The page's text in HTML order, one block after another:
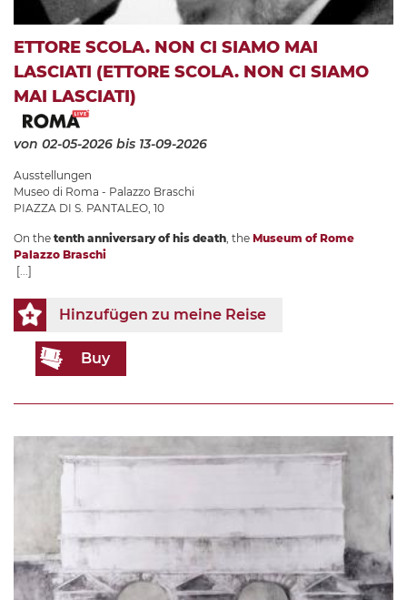
ETTORE SCOLA. NON CI SIAMO MAI
LASCIATI (ETTORE SCOLA. NON CI SIAMO
MAI LASCIATI)
von 02-05-2026 bis 13-09-2026
Ausstellungen
Museo di Roma - Palazzo Braschi
PIAZZA DI S. PANTALEO, 10
On the tenth anniversary of his death, the Museum of Rome
Palazzo Braschi
[...]
Hinzufügen zu meine Reise
Buy